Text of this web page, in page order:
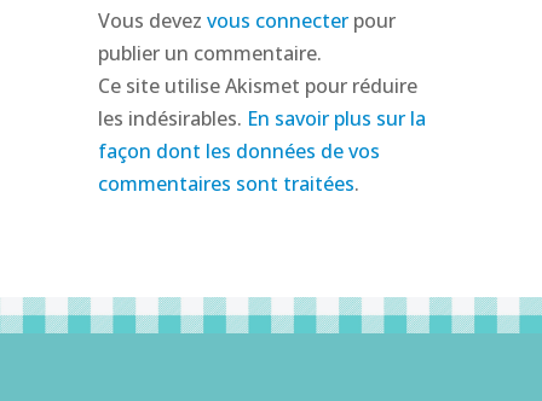
Vous devez vous connecterpour
publier un commentaire.
Ce site utilise Akismet pour réduire
les indésirables. En savoir plus sur la
façon dont les données de vos
commentaires sont traitées.